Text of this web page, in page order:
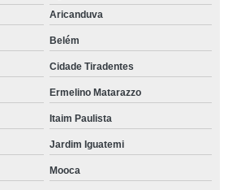
Aricanduva
Belém
Cidade Tiradentes
Ermelino Matarazzo
Itaim Paulista
Jardim Iguatemi
Mooca